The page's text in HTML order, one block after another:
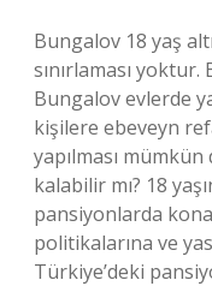
Bungalov 18 yaş
sınırlaması yoktur.
Bungalov evlerde
kişilere ebeveyn
yapılması
kalabilir mı? 18
pansiyonlarda
politikalarına ve
Türkiye’deki